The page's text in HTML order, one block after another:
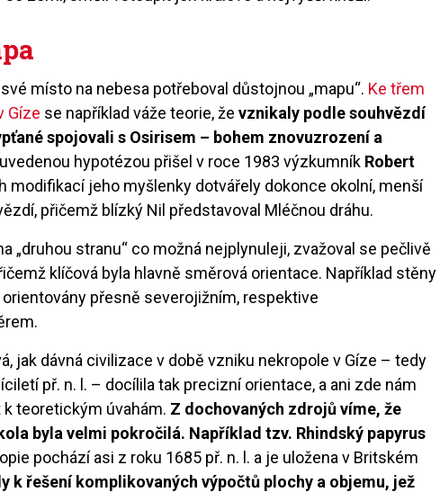
místo na nebesa potřeboval důstojnou „mapu“. Ke třem
Gíze se například váže teorie, ževznikaly podle souhvězdí
spojovali s Osirisem – bohem znovuzrození a
hypotézou přišel v roce 1983 výzkumník Robert
modifikací jeho myšlenky dotvářely dokonce okolní, menší
přičemž blízký Nil představoval Mléčnou dráhu.
„druhou stranu“ co možná nejplynuleji, zvažoval se pečlivě
klíčová byla hlavně směrová orientace. Například stěny
přesně severojižním, respektive
jak dávná civilizace v době vzniku nekropole v Gíze – tedy
př. n. l. – docílila tak precizní orientace, a ani zde nám
teoretickým úvahám. Z dochovaných zdrojů víme, že
byla velmi pokročilá. Například tzv. Rhindský papyrus
pochází asi z roku 1685 př. n. l. a je uložena v Britském
k řešení komplikovaných výpočtů plochy a objemu, jež